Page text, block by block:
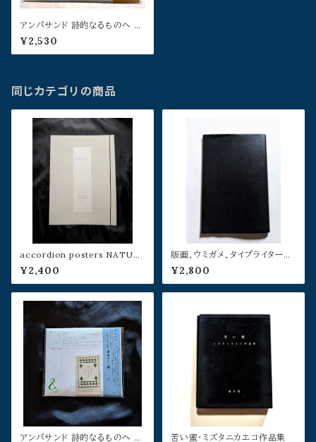
アンパサンド 詩的なるものへ 第
四号:セカイに触れる遊び
¥2,530
同じカテゴリの商品
accordion posters NATUR
A NATURATA／村松桂
¥2,400
版画、ウミガメ、タイプライターと
その周辺の欲望について／荒木
時彦
¥2,800
アンパサンド 詩的なるものへ 第
苦い蜜・ミズタニカエコ作品集